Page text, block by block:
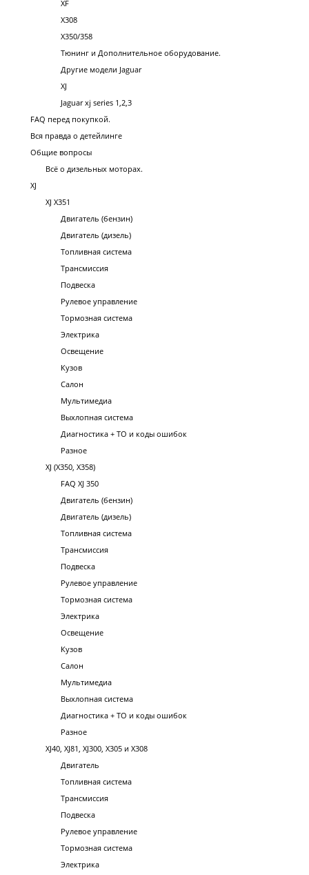
XF
X308
X350/358
Тюнинг и Дополнительное оборудование.
Другие модели Jaguar
XJ
Jaguar xj series 1,2,3
FAQ перед покупкой.
Вся правда о детейлинге
Общие вопросы
Всё о дизельных моторах.
XJ
XJ X351
Двигатель (бензин)
Двигатель (дизель)
Топливная система
Трансмиссия
Подвеска
Рулевое управление
Тормозная система
Электрика
Освещение
Кузов
Салон
Мультимедиа
Выхлопная система
Диагностика + ТО и коды ошибок
Разное
XJ (X350, X358)
FAQ XJ 350
Двигатель (бензин)
Двигатель (дизель)
Топливная система
Трансмиссия
Подвеска
Рулевое управление
Тормозная система
Электрика
Освещение
Кузов
Салон
Мультимедиа
Выхлопная система
Диагностика + ТО и коды ошибок
Разное
XJ40, XJ81, XJ300, X305 и X308
Двигатель
Топливная система
Трансмиссия
Подвеска
Рулевое управление
Тормозная система
Электрика